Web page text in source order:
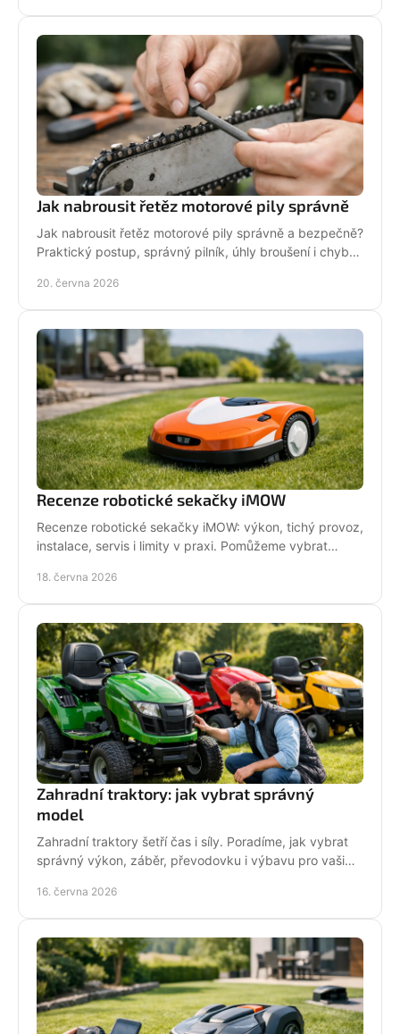
Jak nabrousit řetěz motorové pily správně
Jak nabrousit řetěz motorové pily správně a bezpečně?
Praktický postup, správný pilník, úhly broušení i chyby,
20. června 2026
Recenze robotické sekačky iMOW
Recenze robotické sekačky iMOW: výkon, tichý provoz,
instalace, servis i limity v praxi. Pomůžeme vybrat
18. června 2026
Zahradní traktory: jak vybrat správný
model
Zahradní traktory šetří čas i síly. Poradíme, jak vybrat
správný výkon, záběr, převodovku i výbavu pro vaši
16. června 2026